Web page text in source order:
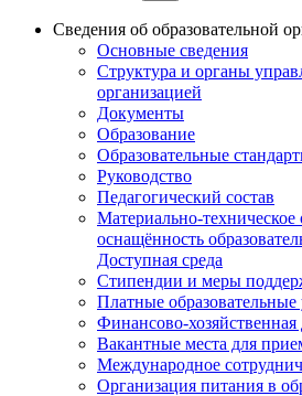
Сведения об образовательной
Основные сведения
Структура и органы
организацией
Документы
Образование
Образовательные
Руководство
Педагогический состав
Материально-техническое
оснащённость
Доступная среда
Стипендии и меры
Платные образовательные
Финансово-хозяйственная
Вакантные места для
Международное
Организация питания в